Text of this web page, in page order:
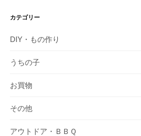
カテゴリー
DIY・もの作り
うちの子
お買物
その他
アウトドア・ＢＢＱ